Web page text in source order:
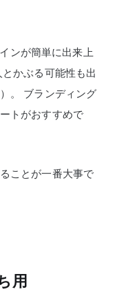
ンが簡単に出来上
かぶる可能性も出
。
ブランディング
トがおすすめで
ことが一番大事で
用